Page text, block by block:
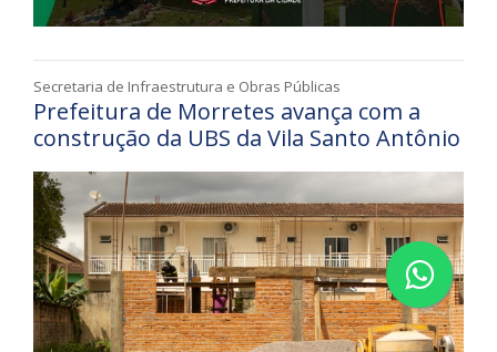
Secretaria de Infraestrutura e Obras Públicas
Prefeitura de Morretes avança com a
construção da UBS da Vila Santo Antônio